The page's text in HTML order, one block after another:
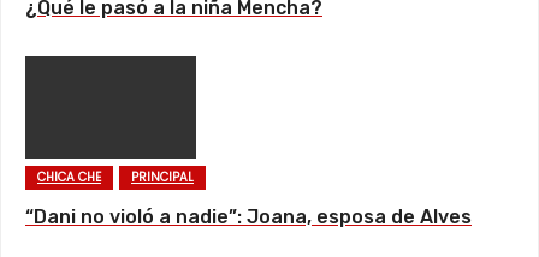
¿Qué le pasó a la niña Mencha?
CHICA CHE PRINCIPAL
“Dani no violó a nadie”: Joana, esposa de Alves